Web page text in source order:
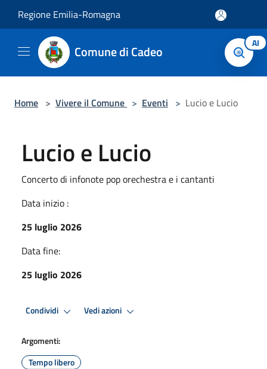
Regione Emilia-Romagna
Comune di Cadeo AI
Home > Vivere il Comune > Eventi > Lucio e Lucio
Lucio e Lucio
Concerto di infonote pop orechestra e i cantanti
Data inizio :
25 luglio 2026
Data fine:
25 luglio 2026
Condividi Vedi azioni
Argomenti:
Tempo libero